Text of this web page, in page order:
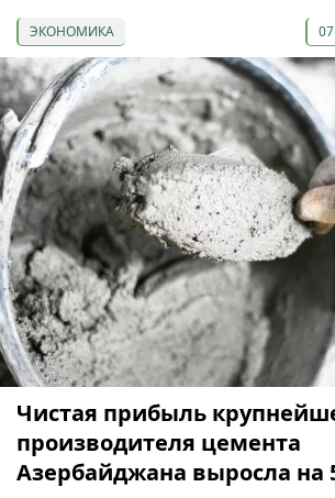
ЭКОНОМИКА
Чистая прибыль
производителя цемента
Азербайджана выросла на